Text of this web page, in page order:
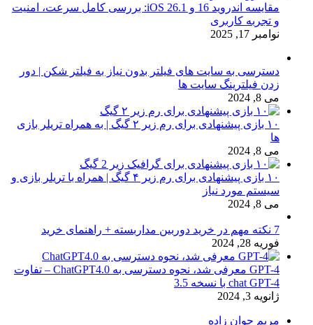
مقایسه اندروید 16 و iOS 26.1: بررسی کامل سرعت، امنیت
و تجربه کاربری
نوامبر 17, 2025
دسترسی به سایت های فیلتر بدون نیاز به فیلتر شکن | دور
زدن فیلترینگ سایت ها
می 8, 2024
۱۰ بازی پیشنهادی برای رم زیر ۲ گیگ | به همراه تریلر بازی
ها
می 8, 2024
۱۰ بازی پیشنهادی برای رم زیر ۴ گیگ | همراه با تریلر بازی و
سیستم مورد نیاز
می 8, 2024
7 نکته مهم در خرید دوربین مداربسته + راهنمای خرید
فوریه 28, 2024
GPT-4 معرفی شد، نحوه دسترسی به ChatGPT4.0 – تفاوت
chat GPT-4 با نسخه 3.5
ژانویه 3, 2024
مریم جوان زاده